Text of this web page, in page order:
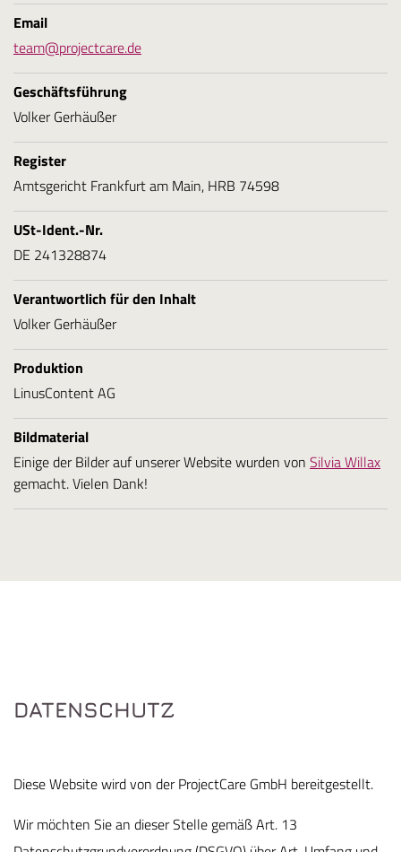
Email
team@projectcare.de
Geschäftsführung
Volker Gerhäußer
Register
Amtsgericht Frankfurt am Main, HRB 74598
USt-Ident.-Nr.
DE 241328874
Verantwortlich für den Inhalt
Volker Gerhäußer
Produktion
LinusContent AG
Bildmaterial
Einige der Bilder auf unserer Website wurden von Silvia Willax
gemacht. Vielen Dank!
DATENSCHUTZ
Diese Website wird von der ProjectCare GmbH bereitgestellt.
Wir möchten Sie an dieser Stelle gemäß Art. 13